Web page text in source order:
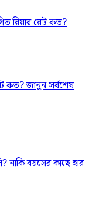
রিয়ার রেট কত?
কত? জানুন সর্বশেষ
নাকি বয়সের কাছে হার